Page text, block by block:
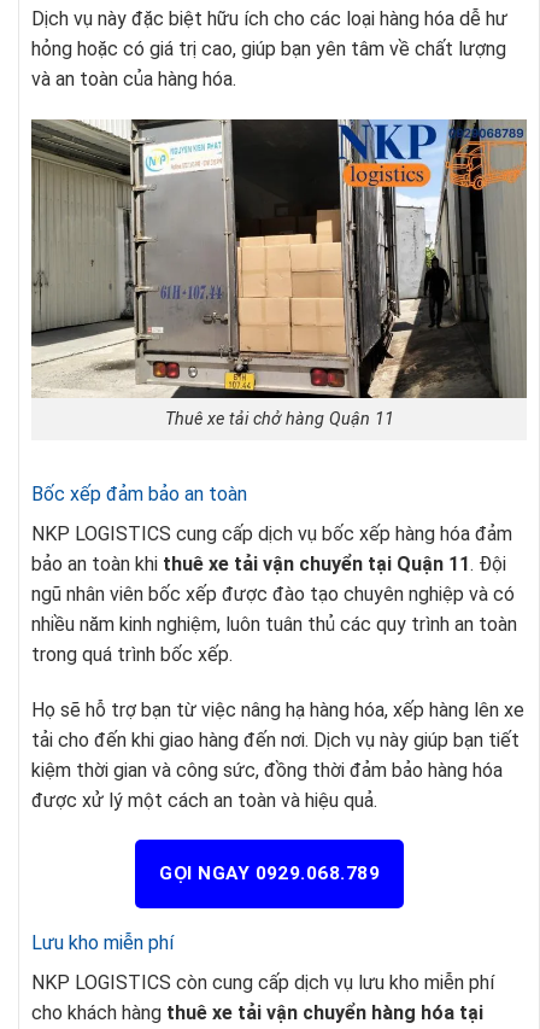
Dịch vụ này đặc biệt hữu ích cho các loại hàng hóa dễ hư
hỏng hoặc có giá trị cao, giúp bạn yên tâm về chất lượng
và an toàn của hàng hóa.
Thuê xe tải chở hàng Quận 11
Bốc xếp đảm bảo an toàn
NKP LOGISTICS cung cấp dịch vụ bốc xếp hàng hóa đảm
bảo an toàn khi thuê xe tải vận chuyển tại Quận 11. Đội
ngũ nhân viên bốc xếp được đào tạo chuyên nghiệp và có
nhiều năm kinh nghiệm, luôn tuân thủ các quy trình an toàn
trong quá trình bốc xếp.
Họ sẽ hỗ trợ bạn từ việc nâng hạ hàng hóa, xếp hàng lên xe
tải cho đến khi giao hàng đến nơi. Dịch vụ này giúp bạn tiết
kiệm thời gian và công sức, đồng thời đảm bảo hàng hóa
được xử lý một cách an toàn và hiệu quả.
GỌI NGAY 0929.068.789
Lưu kho miễn phí
NKP LOGISTICS còn cung cấp dịch vụ lưu kho miễn phí
cho khách hàng thuê xe tải vận chuyển hàng hóa tại